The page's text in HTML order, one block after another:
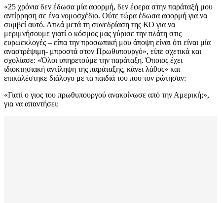
«25 χρόνια δεν έδωσα μία αφορμή, δεν έφερα στην παράταξή μου
αντίρρηση σε ένα νομοσχέδιο. Ούτε τώρα έδωσα αφορμή για να
συμβεί αυτό. Απλά μετά τη συνεδρίαση της ΚΟ για να
μεριμνήσουμε γιατί ο κόσμος μας γύρισε την πλάτη στις
ευρωεκλογές – είπα την προσωπική μου άποψη είναι ότι είναι μία
αναστρέψιμη- μπροστά στον Πρωθυπουργό», είπε σχετικά και
σχολίασε: «Όλοι υπηρετούμε την παράταξη. Όποιος έχει
ιδιοκτησιακή αντίληψη της παράταξης, κάνει λάθος» και
επικαλέστηκε διάλογο με τα παιδιά του που τον ρώτησαν:
«Γιατί ο γιος του πρωθυπουργού ανακοίνωσε από την Αμερική;»,
για να απαντήσει: